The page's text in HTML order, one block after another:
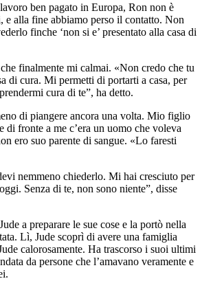
ben pagato in Europa, Ron non è
e alla fine abbiamo perso il contatto. Non
finche ‘non si e’ presentato alla casa di
finalmente mi calmai. «Non credo che tu
di cura. Mi permetti di portarti a casa, per
cura di te”, ha detto.
di piangere ancora una volta. Mio figlio
di fronte a me c’era un uomo che voleva
ero suo parente di sangue. «Lo faresti
nemmeno chiederlo. Mi hai cresciuto per
Senza di te, non sono niente”, disse
a preparare le sue cose e la portò nella
Lì, Jude scoprì di avere una famiglia
calorosamente. Ha trascorso i suoi ultimi
da persone che l’amavano veramente e